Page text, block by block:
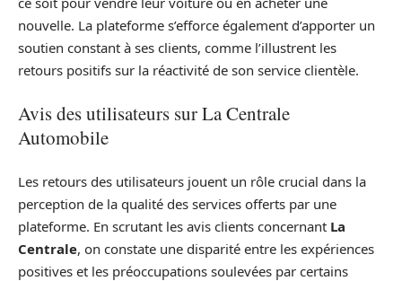
nouvelle. La plateforme s’efforce également d’apporter un
soutien constant à ses clients, comme l’illustrent les
retours positifs sur la réactivité de son service clientèle.
Avis des utilisateurs sur La Centrale
Automobile
Les retours des utilisateurs jouent un rôle crucial dans la
perception de la qualité des services offerts par une
plateforme. En scrutant les avis clients concernant La
Centrale, on constate une disparité entre les expériences
positives et les préoccupations soulevées par certains